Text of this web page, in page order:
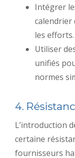
Intégrer
calendrier
les efforts.
Utiliser
unifiés
normes
4.
L’introduction
certaine
fournisseurs